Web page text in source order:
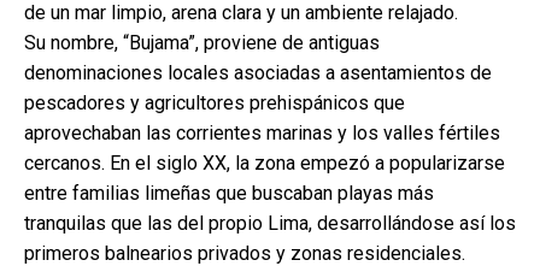
de un mar limpio, arena clara y un ambiente relajado.
Su nombre, “Bujama”, proviene de antiguas
denominaciones locales asociadas a asentamientos de
pescadores y agricultores prehispánicos que
aprovechaban las corrientes marinas y los valles fértiles
cercanos. En el siglo XX, la zona empezó a popularizarse
entre familias limeñas que buscaban playas más
tranquilas que las del propio Lima, desarrollándose así los
primeros balnearios privados y zonas residenciales.